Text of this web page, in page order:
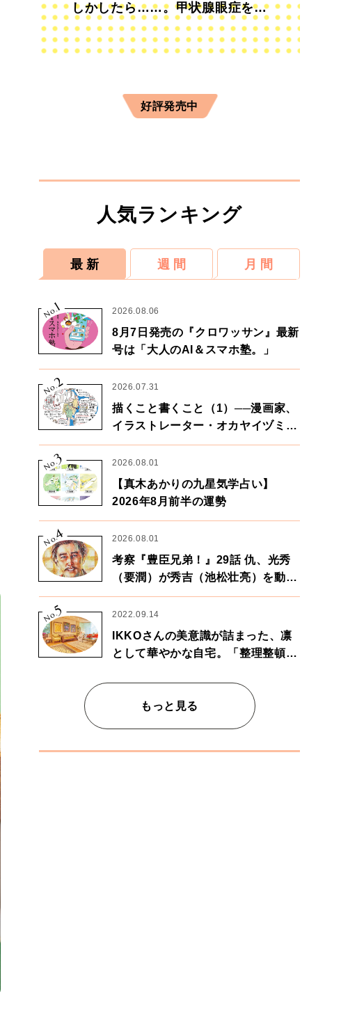
しかしたら……。甲状腺眼症を知
っていますか？
好評発売中
人気ランキング
最 新 週 間 月 間
No.
1 2026.08.06
8月7日発売の『クロワッサン』最新
号は「大人のAI＆スマホ塾。」
No.2 2026.07.31
描くこと書くこと（1）──漫画家、
イラストレーター・オカヤイヅミさ
ん×漫画家・鶴谷香央理さん
No.
3 2026.08.01
【真木あかりの九星気学占い】
2026年8月前半の運勢
No.
4 2026.08.01
考察『豊臣兄弟！』29話 仇、光秀
（要潤）が秀吉（池松壮亮）を動か
す。天下に向けた兄弟の分岐点。
No.
5 2022.09.14
IKKOさんの美意識が詰まった、凛
として華やかな自宅。「整理整頓は
もっと見る